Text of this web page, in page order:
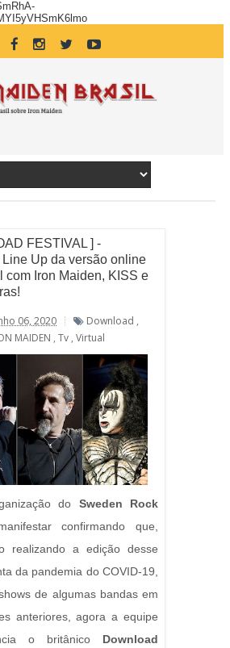
FESTIVAL ] -
Up da versão online
com Iron Maiden, KISS e
06, 2020 Download ,
MAIDEN , Tv , Virtual
do Sweden Rock
confirmando que,
realizando a edição desse
da pandemia do COVID-19,
de algumas bandas em
anteriores, agora a equipe
o britânico Download